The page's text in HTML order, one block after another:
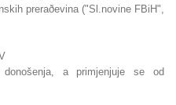
preraðevina ("Sl.novine FBiH",
a primjenjuje se od